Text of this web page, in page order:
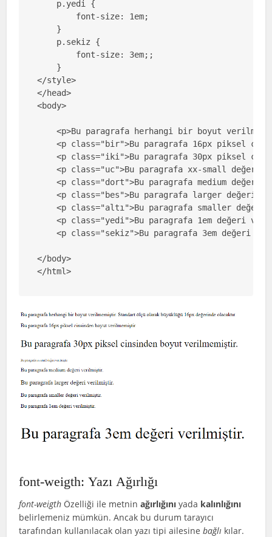
    p.yedi {
        font-size: 1em;
    }
    p.sekiz {
        font-size: 3em;;
    }
</style>
</head>
<body>
<p>Bu paragrafa herhangi bir boyut
<p class="bir">Bu paragrafa 16px piksel
<p class="iki">Bu paragrafa 30px piksel
<p class="uc">Bu paragrafa xx-small değeri
<p class="dort">Bu paragrafa medium değeri
<p class="bes">Bu paragrafa larger değeri
<p class="altı">Bu paragrafa smaller değeri
<p class="yedi">Bu paragrafa 1em değeri
<p class="sekiz">Bu paragrafa 3em değeri
</body>
</html>
font-weigth: Yazı Ağırlığı
font-weigth Özelliği ile metninağırlığını yada kalınlığını
belirlemeniz mümkün. Ancak bu durum tarayıcı
tarafından kullanılacak olan yazı tipi ailesinebağlı kılar.